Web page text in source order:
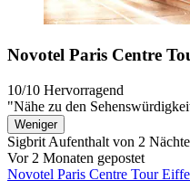
Novotel Paris Centre
10/10 Hervorragend
"Nähe zu den
Weniger
Sigbrit Aufenthalt von 2
Vor 2 Monaten gepostet
Novotel Paris Centre Tour